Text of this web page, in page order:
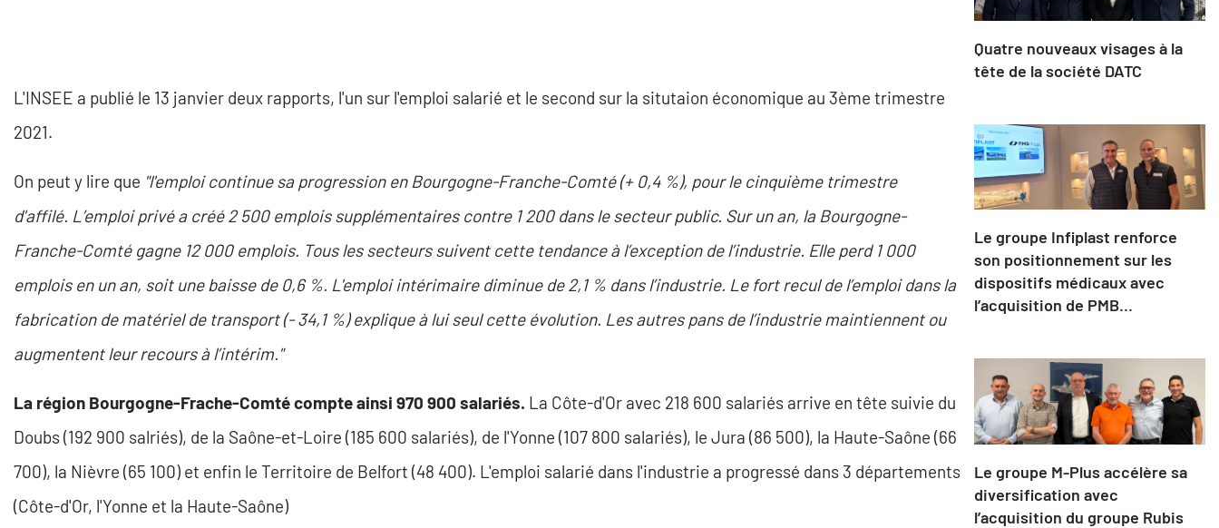
L'INSEE a publié le 13 janvier deux rapports, l'un sur l'emploi salarié et le second sur la situtaion économique au 3ème trimestre
2021.
On peut y lire que "l'emploi continue sa progression en Bourgogne-Franche-Comté (+ 0,4 %), pour le cinquième trimestre
d'affilé. L’emploi privé a créé 2 500 emplois supplémentaires contre 1 200 dans le secteur public. Sur un an, la Bourgogne-
Franche-Comté gagne 12 000 emplois. Tous les secteurs suivent cette tendance à l’exception de l’industrie. Elle perd 1 000
emplois en un an, soit une baisse de 0,6 %. L'emploi intérimaire diminue de 2,1 % dans l’industrie. Le fort recul de l’emploi dans la
fabrication de matériel de transport (- 34,1 %) explique à lui seul cette évolution. Les autres pans de l’industrie maintiennent ou
augmentent leur recours à l’intérim."
La région Bourgogne-Frache-Comté compte ainsi 970 900 salariés. La Côte-d'Or avec 218 600 salariés arrive en tête suivie du
Doubs (192 900 salriés), de la Saône-et-Loire (185 600 salariés), de l'Yonne (107 800 salariés), le Jura (86 500), la Haute-Saône (66
700), la Nièvre (65 100) et enfin le Territoire de Belfort (48 400). L'emploi salarié dans l'industrie a progressé dans 3 départements
(Côte-d'Or, l'Yonne et la Haute-Saône)
Quatre nouveaux visages à la
tête de la société DATC
Le groupe Infiplast renforce
son positionnement sur les
dispositifs médicaux avec
l’acquisition de PMB...
Le groupe M-Plus accélère sa
diversification avec
l’acquisition du groupe Rubis